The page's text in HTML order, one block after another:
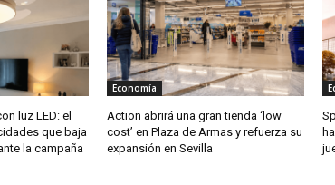
luz LED: el
que baja
la campaña
Economía
Action abrirá una gran tienda ‘low
cost’ en Plaza de Armas y refuerza su
expansión en Sevilla